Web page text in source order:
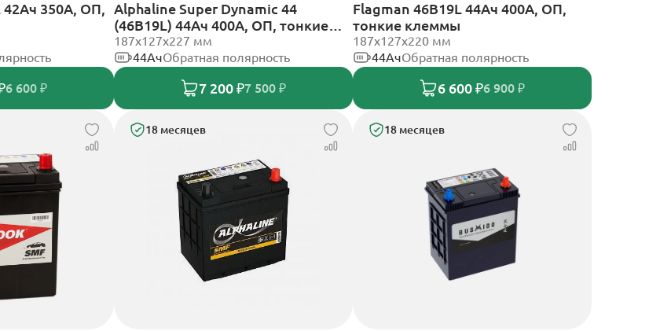
42Ач 350А, ОП,
6 600 ₽
Alphaline Super Dynamic 44
(46B19L) 44Ач 400А, ОП, тонкие
клеммы
187х127х227 мм
44АчОбратная полярность
7 200 ₽7 500 ₽
Flagman 46B19L 44Ач 400А, ОП,
тонкие клеммы
187x127x220 мм
44АчОбратная полярность
6 600 ₽6 900 ₽
18 месяцев 18 месяцев